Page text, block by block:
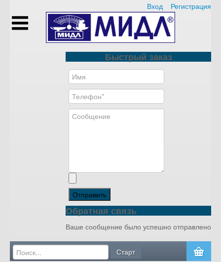
Вход Регистрация
Быстрый заказ
Отправить
Обратная связь
Ваше сообщение было успешно отправлено
Главная